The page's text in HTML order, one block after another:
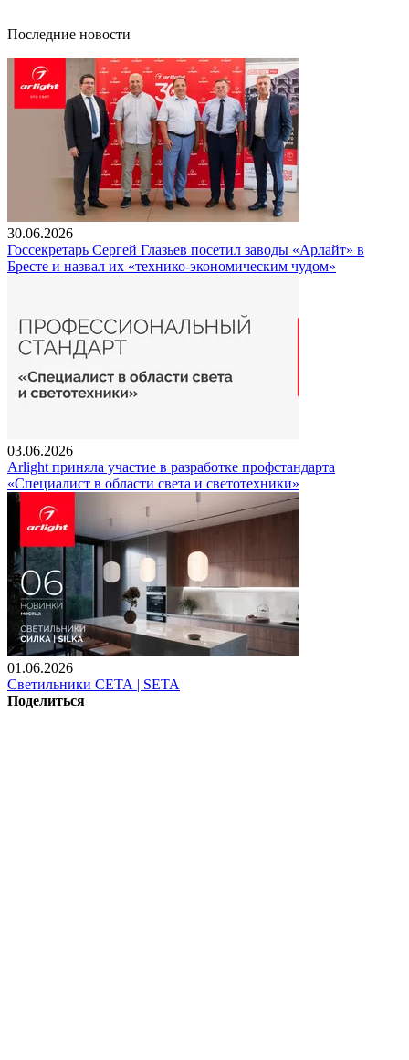
Последние новости
30.06.2026
Госсекретарь Сергей Глазьев посетил заводы «Арлайт» в
Бресте и назвал их «технико-экономическим чудом»
03.06.2026
Arlight приняла участие в разработке профстандарта
«Специалист в области света и светотехники»
01.06.2026
Светильники СЕТА | SETA
Поделиться